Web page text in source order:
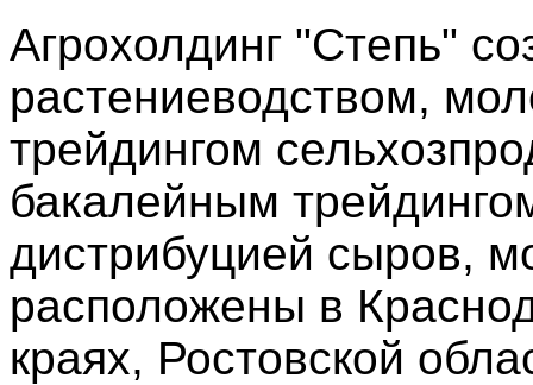
Агрохолдинг "Степь"
растениеводством,
трейдингом
бакалейным
дистрибуцией сыров,
расположены в
краях, Ростовской